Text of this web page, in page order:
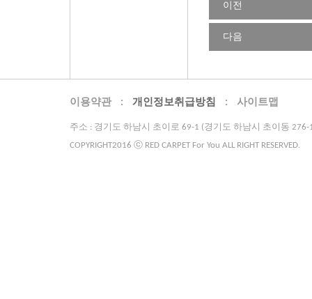
이전
다음
이용약관 : 개인정보취급방침 : 사이트맵
주소 : 경기도 하남시 초이로 69-1 (경기도 하남시 초이동 276-
COPYRIGHT2016 ⓒ RED CARPET For You ALL RIGHT RESERVED.